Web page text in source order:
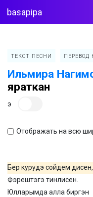
basapipa
ТЕКСТ ПЕСНИ ПЕРЕВОД
Ильмира
яраткан
э
Отображать на всю
Бер курудэ сойдем дисен,
Фэрештэгэ тинлисен.
Юлларымда алла биргэн